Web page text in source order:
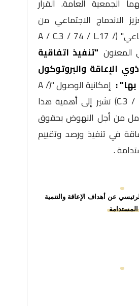
الجمعية العامة. القرار
الاندماج الاجتماعي من
خلال الإدماج الاجتماعي" (A / C.3 / 74 / L.17 /
"تنفيذ اتفاقية
الإعاقة والبروتوكول
:
إمكانية الوصول "(A /
C.3 / 74 / L.32 / Rev.1) تشير إلى أهمية هذا
من أجل النهوض بحقوق
في تنفيذ ورصد وتقييم
.
عن أهداف الإعاقة والتنمية
المستدامة